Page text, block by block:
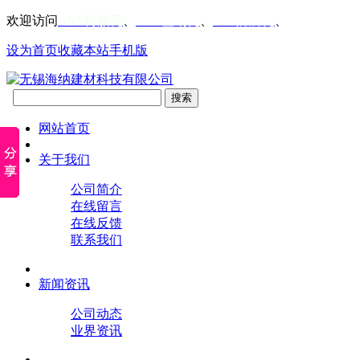
欢迎访问
设为首页收藏本站手机版
网站首页
关于我们
公司简介
在线留言
在线反馈
联系我们
新闻资讯
公司动态
业界资讯